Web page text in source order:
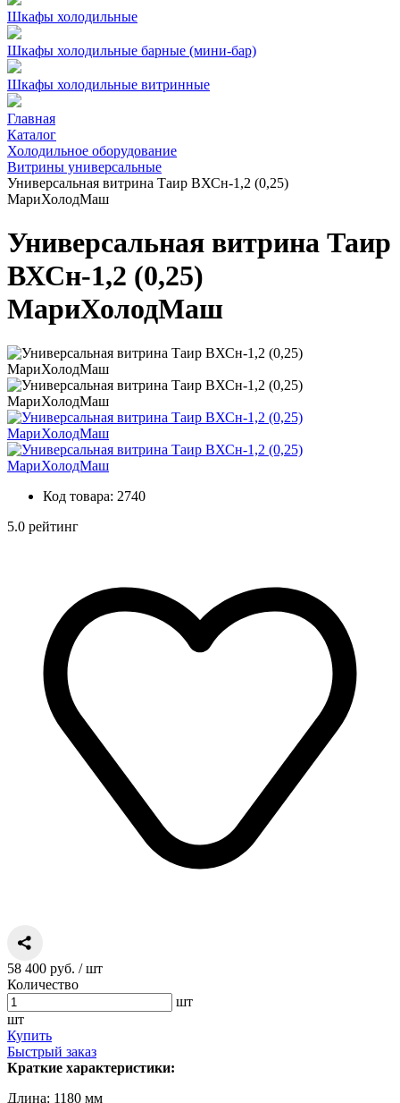
Шкафы холодильные
Шкафы холодильные барные (мини-бар)
Шкафы холодильные витринные
Главная
Каталог
Холодильное оборудование
Витрины универсальные
Универсальная витрина Таир ВХСн-1,2 (0,25)
МариХолодМаш
Универсальная витрина Таир
ВХСн-1,2 (0,25)
МариХолодМаш
Код товара: 2740
5.0 рейтинг
58 400 руб. / шт
Количество
шт
шт
Купить
Быстрый заказ
Краткие характеристики:
Длина: 1180 мм